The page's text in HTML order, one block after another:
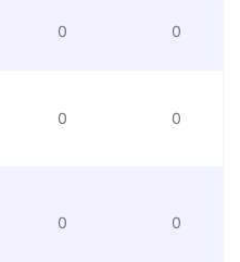
0 0
0 0
0 0